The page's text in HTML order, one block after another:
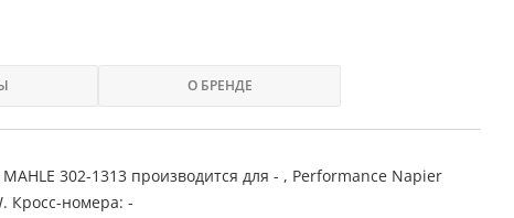
О БРЕНДЕ
302-1313 производится для - , Performance Napier
Кросс-номера: -